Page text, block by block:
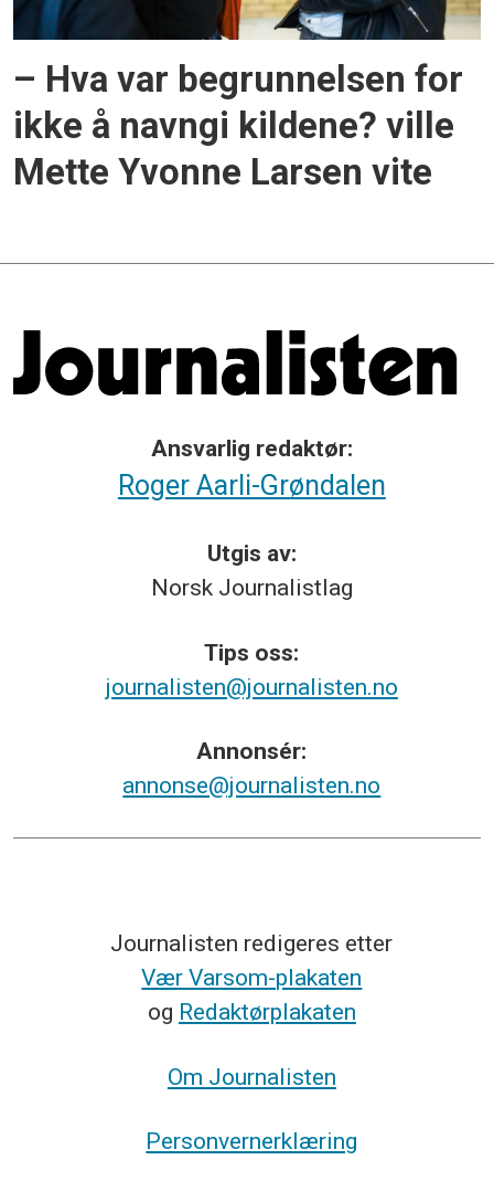
– Hva var begrunnelsen for
ikke å navngi kildene? ville
Mette Yvonne Larsen vite
Ansvarlig redaktør:
Roger Aarli-Grøndalen
Utgis av:
Norsk Journalistlag
Tips oss:
journalisten@journalisten.no
Annonsér:
annonse@journalisten.no
Journalisten redigeres etter
Vær Varsom-plakaten
og Redaktørplakaten
Om Journalisten
Personvernerklæring